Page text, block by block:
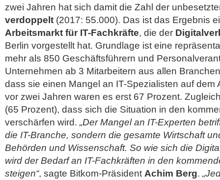
zwei Jahren hat sich damit die Zahl der
verdoppelt (2017: 55.000). Das ist das Ergebnis
Arbeitsmarkt für IT-Fachkräfte, die der
Berlin vorgestellt hat. Grundlage ist eine
mehr als 850 Geschäftsführern und
Unternehmen ab 3 Mitarbeitern aus allen
dass sie einen Mangel an IT-Spezialisten auf dem
vor zwei Jahren waren es erst 67 Prozent.
(65 Prozent), dass sich die Situation in den
verschärfen wird. „Der Mangel an IT-Experten
die IT-Branche, sondern die gesamte Wirtschaft
Behörden und Wissenschaft. So wie sich die
wird der Bedarf an IT-Fachkräften in den
steigen“, sagte Bitkom-Präsident Achim Berg.